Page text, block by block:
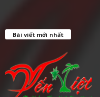
Bài viết mới nhất